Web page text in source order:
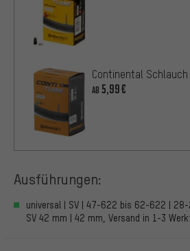
Continental Schlauch
AB 5,99€
Ausführungen:
universal | SV | 47-622 bis 62-622 |
SV 42 mm | 42 mm, Versand in 1-3